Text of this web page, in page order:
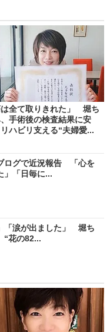
は全て取りきれた」 堀ち
手術後の検査結果に安
ハビリ支える“夫婦愛...
ログで近況報告 「心を
」「日毎に...
「涙が出ました」 堀ち
“花の82...